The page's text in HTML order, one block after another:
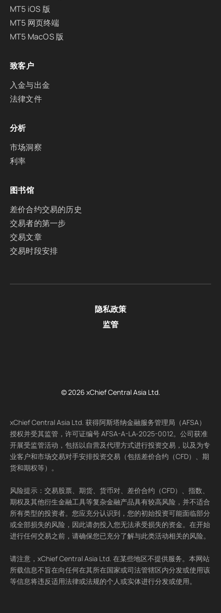
MT5 iOS 版
MT5 网页终端
MT5 MacOS 版
致客户
入金与出金
法律文件
分析
市场洞察
利率
图书馆
差价合约交易的历史
交易者的第一步
交易文章
交易时段安排
隐私政策
监管
© 2026 xChief Central Asia Ltd.
xChief Central Asia Ltd. 获得阿斯塔纳金融服务管理局（AFSA）
授权并受其监管，许可证编号 AFSA-A-LA-2025-0012。公司获准
开展受监管活动，包括以自营及代理方式进行投资交易，以及为专
业客户和市场交易对手安排投资交易（包括差价合约（CFD）、期
货和期权等）。
风险提示：交易股票、期货、货币对、差价合约（CFD）、指数、
期权及其他衍生金融工具等复杂金融产品具有较高风险，并不适合
所有类型的投资者。您应充分认识到，您的初始投资可能面临部分
或全部损失的风险，因此请勿投入您无法承受损失的资金。在开始
进行任何交易之前，请确保您已充分了解与此类活动相关的风险。
请注意，xChief Central Asia Ltd. 在某些地区不提供服务。本网站
所载信息不旨在向任何在其所在国家或司法管辖区内分发或使用该
等信息将违反适用法律或法规的个人或实体进行分发或使用。